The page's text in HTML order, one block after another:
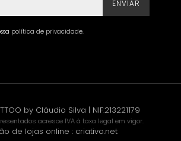
ENVIAR
política de privacidade.
by Cláudio Silva | NIF:213221179
acresce IVA à taxa legal em vigor.
de lojas online : criativo.net